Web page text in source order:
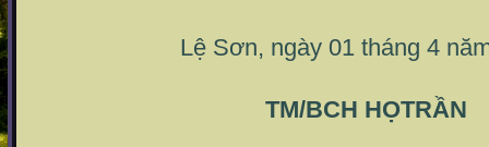
Lệ Sơn, ngày 01 tháng 4
TM/BCH HỌTRẦN